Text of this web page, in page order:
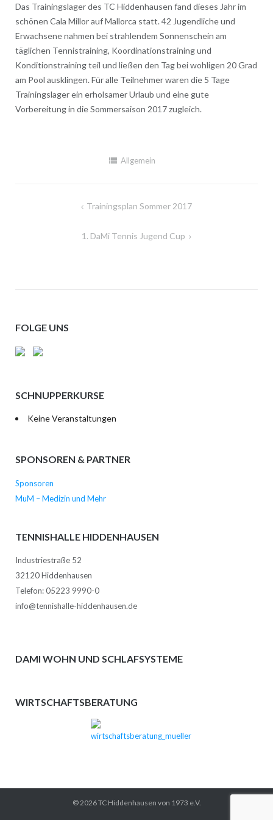
Das Trainingslager des TC Hiddenhausen fand dieses Jahr im
schönen Cala Millor auf Mallorca statt. 42 Jugendliche und
Erwachsene nahmen bei strahlendem Sonnenschein am
täglichen Tennistraining, Koordinationstraining und
Konditionstraining teil und ließen den Tag bei wohligen 20 Grad
am Pool ausklingen. Für alle Teilnehmer waren die 5 Tage
Trainingslager ein erholsamer Urlaub und eine gute
Vorbereitung in die Sommersaison 2017 zugleich.
Allgemein
BeitragsnavigationTrainingsplan Sommer 2017
1. DaMi Tennis Jugend Cup
FOLGE UNS
SCHNUPPERKURSE
Keine Veranstaltungen
SPONSOREN & PARTNER
Sponsoren
MuM – Medizin und Mehr
TENNISHALLE HIDDENHAUSEN
Industriestraße 52
32120 Hiddenhausen
Telefon: 05223 9990-0
info@tennishalle-hiddenhausen.de
DAMI WOHN UND SCHLAFSYSTEME
WIRTSCHAFTSBERATUNG
© 2026 TC Hiddenhausen von 1973 e.V.